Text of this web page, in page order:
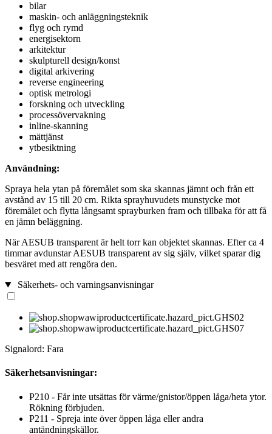
bilar
maskin- och anläggningsteknik
flyg och rymd
energisektorn
arkitektur
skulpturell design/konst
digital arkivering
reverse engineering
optisk metrologi
forskning och utveckling
processövervakning
inline-skanning
mättjänst
ytbesiktning
Användning:
Spraya hela ytan på föremålet som ska skannas jämnt och från ett
avstånd av 15 till 20 cm. Rikta sprayhuvudets munstycke mot
föremålet och flytta långsamt sprayburken fram och tillbaka för att få
en jämn beläggning.
När AESUB transparent är helt torr kan objektet skannas. Efter ca 4
timmar avdunstar AESUB transparent av sig själv, vilket sparar dig
besväret med att rengöra den.
Säkerhets- och varningsanvisningar
Signalord: Fara
Säkerhetsanvisningar:
P210 - Får inte utsättas för värme/gnistor/öppen låga/heta ytor.
Rökning förbjuden.
P211 - Spreja inte över öppen låga eller andra
antändningskällor.